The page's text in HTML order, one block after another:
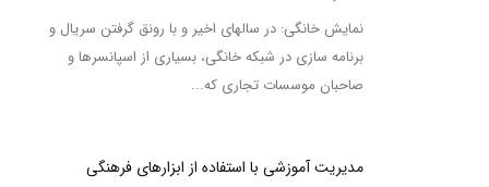
نمایش خانگی: در سالهای اخیر و با رونق گرفتن سریال و
برنامه سازی در شبکه خانگی، بسیاری از اسپانسرها و
صاحبان موسسات تجاری که...
مدیریت آموزشی با استفاده از ابزارهای فرهنگی